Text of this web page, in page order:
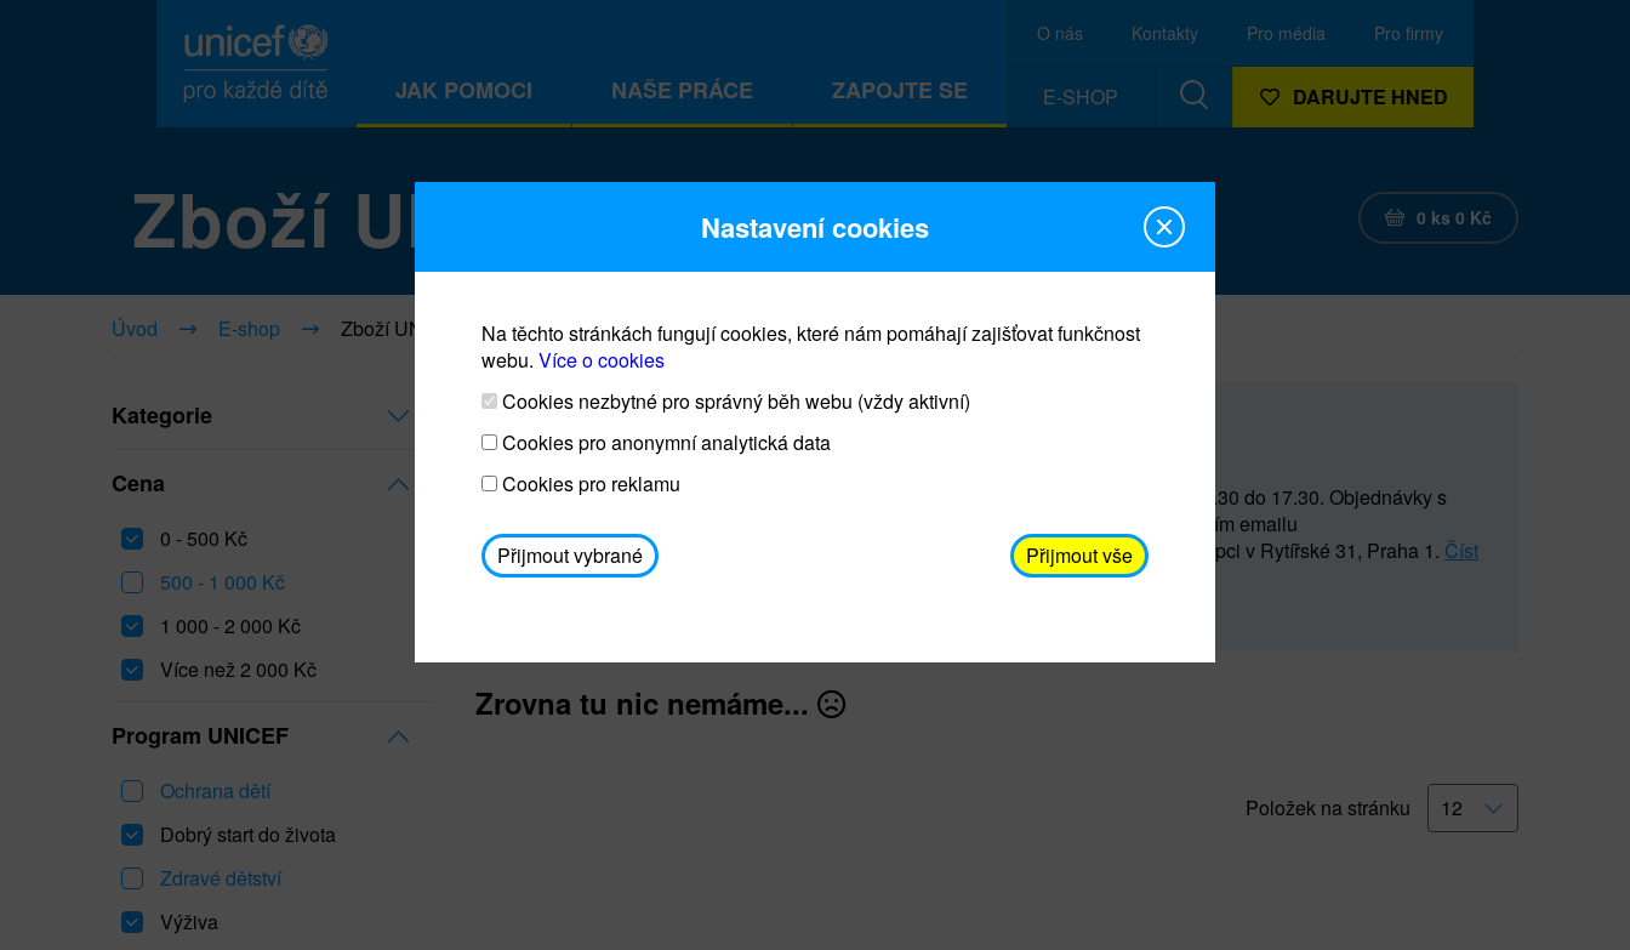
JAK POMOCI NAŠE PRÁCE ZAPOJTE SE
O nás Kontakty Pro média Pro firmy
E-SHOP DARUJTE HNED
Zboží UNICEF 0 ks 0 Kč
Úvod E-shop Zboží UNICEF
Kategorie
Cena
0 - 500 Kč
500 - 1 000 Kč
1 000 - 2 000 Kč
Více než 2 000 Kč
Program UNICEF
Ochrana dětí
Dobrý start do života
Zdravé dětství
Výživa
Prodej blahopřání a dárků UNICEF
Prodejna UNICEF bude otevřena každý čtvrtek o 11 do 15 a od 15.30 do 17.30. Objednávky s
osobním odběrem je možné vyzvednout po domluvě (prostřednictvím emailu
avodickova@unicef.cz nebo telefonním čísle 606 655 547) na recepci v Rytířské 31, Praha 1. Číst
dále
Zrovna tu nic nemáme...
Položek na stránku
Nastavení cookies
Na těchto stránkách fungují cookies, které nám pomáhají zajišťovat funkčnost
webu. Více o cookies
Cookies nezbytné pro správný běh webu (vždy aktivní)
Cookies pro anonymní analytická data
Cookies pro reklamu
Přijmout vybrané Přijmout vše